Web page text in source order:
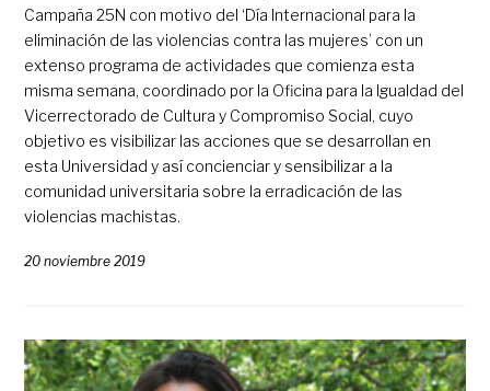
Campaña 25N con motivo del ‘Día Internacional para la
eliminación de las violencias contra las mujeres’ con un
extenso programa de actividades que comienza esta
misma semana, coordinado por la Oficina para la Igualdad del
Vicerrectorado de Cultura y Compromiso Social, cuyo
objetivo es visibilizar las acciones que se desarrollan en
esta Universidad y así concienciar y sensibilizar a la
comunidad universitaria sobre la erradicación de las
violencias machistas.
20 noviembre 2019